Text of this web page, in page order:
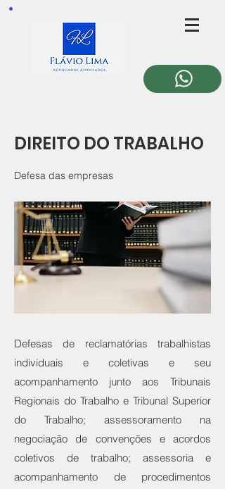
DIREITO DO TRABALHO
Defesa das empresas
Defesas de reclamatórias trabalhistas
individuais e coletivas e seu
acompanhamento junto aos Tribunais
Regionais do Trabalho e Tribunal Superior
do Trabalho; assessoramento na
negociação de convenções e acordos
coletivos de trabalho; assessoria e
acompanhamento de procedimentos